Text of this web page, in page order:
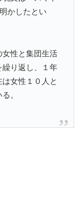
かしたとい
性と集団生活
繰り返し、１年
女性１０人と
。